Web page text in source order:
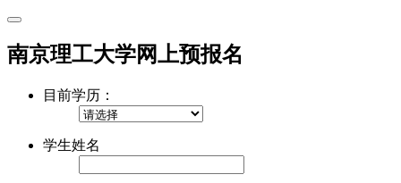
南京理工大学网上预报名
目前学历：
学生姓名